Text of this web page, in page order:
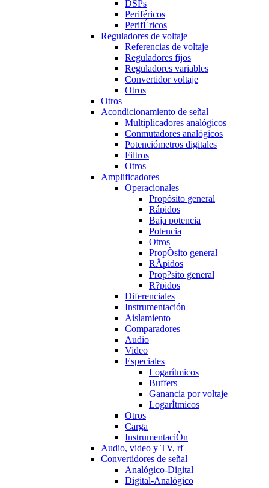
DSPs
Periféricos
PerifÉricos
Reguladores de voltaje
Referencias de voltaje
Reguladores fijos
Reguladores variables
Convertidor voltaje
Otros
Otros
Acondicionamiento de señal
Multiplicadores analógicos
Conmutadores analógicos
Potenciómetros digitales
Filtros
Otros
Amplificadores
Operacionales
Propósito general
Rápidos
Baja potencia
Potencia
Otros
PropÒsito general
RÄpidos
Prop?sito general
R?pidos
Diferenciales
Instrumentación
Aislamiento
Comparadores
Audio
Video
Especiales
Logarítmicos
Buffers
Ganancia por voltaje
LogarÍtmicos
Otros
Carga
InstrumentaciÒn
Audio, video y TV, rf
Convertidores de señal
Analógico-Digital
Digital-Analógico